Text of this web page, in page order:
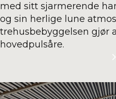
med sitt sjarmerende
og sin herlige lune
trehusbebyggelsen gjør
hovedpulsåre.